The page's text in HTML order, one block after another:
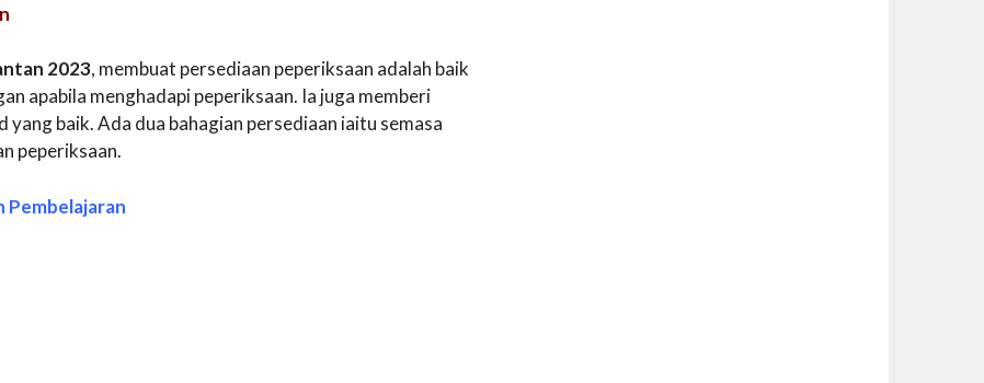
2023, membuat persediaan peperiksaan adalah baik
apabila menghadapi peperiksaan. Ia juga memberi
baik. Ada dua bahagian persediaan iaitu semasa
peperiksaan.
Pembelajaran